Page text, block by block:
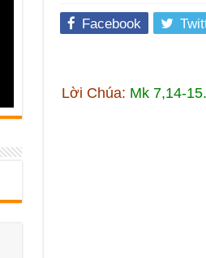
Facebook
Lời Chúa: Mk 7,14-